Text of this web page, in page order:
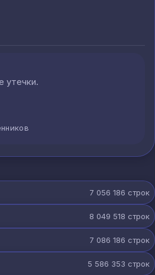
утечки.
7 056 186 строк
8 049 518 строк
7 086 186 строк
5 586 353 строк